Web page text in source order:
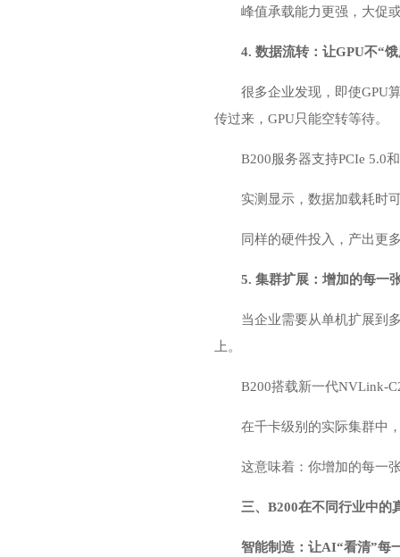
峰值承载能力更强，大促
4. 数据流转：让GPU不“
很多企业发现，即使GPU
传过来，GPU只能空转等待。
B200服务器支持PCIe 5.0
实测显示，数据加载耗时
同样的硬件投入，产出更
5. 集群扩展：增加的每一
当企业需要从单机扩展到
上。
B200搭载新一代NVLink-
在千卡级别的实际集群中
这意味着：你增加的每一
三、B200在不同行业中的
智能制造：让AI“看清”每